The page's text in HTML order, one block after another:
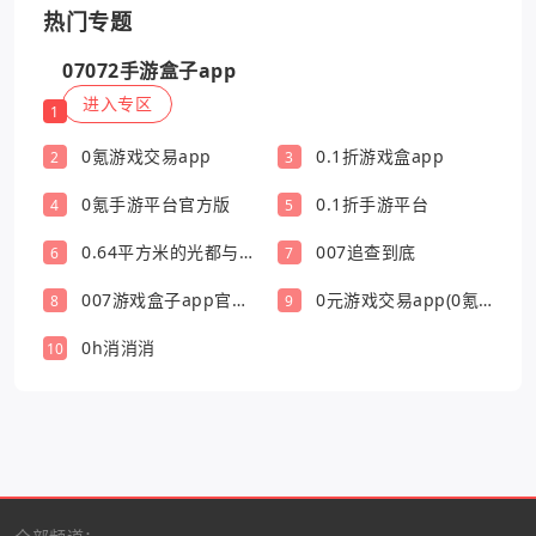
热门专题
1
07072手游盒子app
进入专区
2 0氪游戏交易app 3 0.1折游戏盒app
4 0氪手游平台官方版 5 0.1折手游平台
6
0.64平方米的光都与你
7 007追查到底
8
007游戏盒子app官方
9
0元游戏交易app(0氪
10 0h消消消